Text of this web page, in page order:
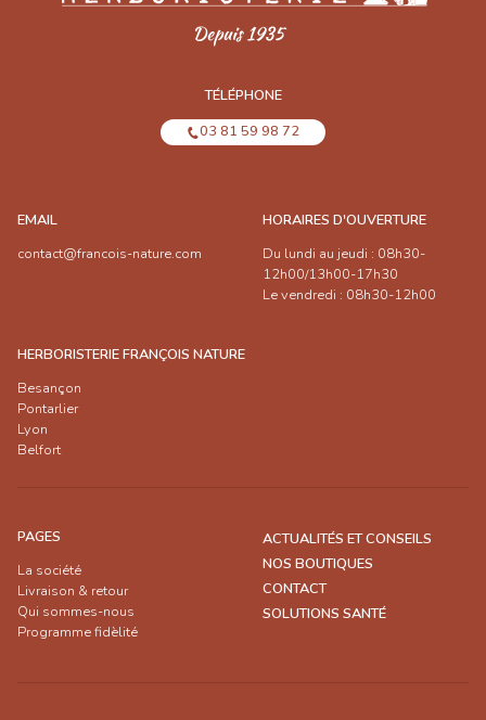
TÉLÉPHONE
03 81 59 98 72
EMAIL
contact@francois-nature.com
HORAIRES D'OUVERTURE
Du lundi au jeudi : 08h30-
12h00/13h00-17h30
Le vendredi : 08h30-12h00
HERBORISTERIE FRANÇOIS NATURE
Besançon
Pontarlier
Lyon
Belfort
PAGES
La société
Livraison & retour
Qui sommes-nous
Programme fidèlité
ACTUALITÉS ET CONSEILS
NOS BOUTIQUES
CONTACT
SOLUTIONS SANTÉ